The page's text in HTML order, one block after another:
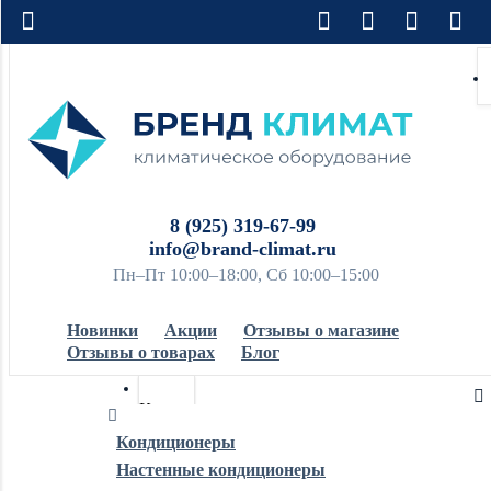
8 (925) 319-67-99
info@brand-climat.ru
Пн–Пт 10:00–18:00, Сб 10:00–15:00
Новинки Акции
Отзывы о магазине
Отзывы о товарах
Блог
Кондиционеры
Обогреватели
Кондиционеры
Настенные кондиционеры